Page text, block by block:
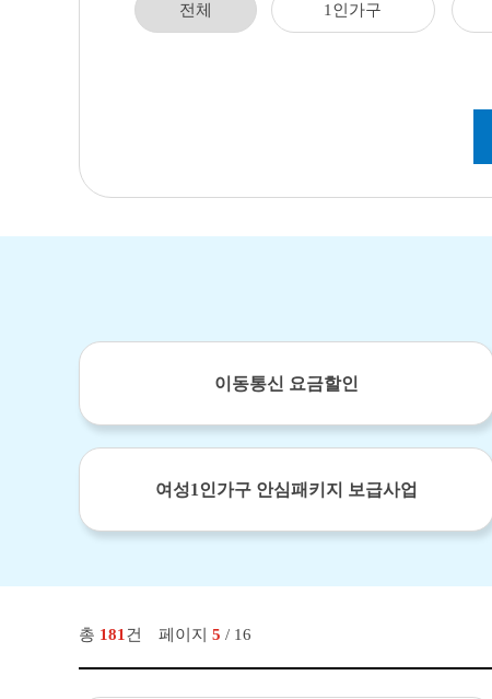
전체 1인가구
이동통신 요금할인
여성1인가구 안심패키지 보급사업
총 181 건 페이지 5 / 16